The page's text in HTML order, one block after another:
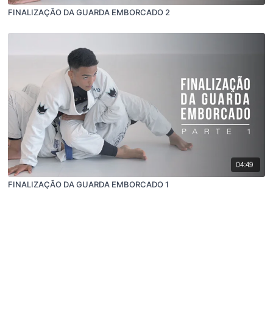
FINALIZAÇÃO DA GUARDA EMBORCADO 2
04:49
FINALIZAÇÃO DA GUARDA EMBORCADO 1